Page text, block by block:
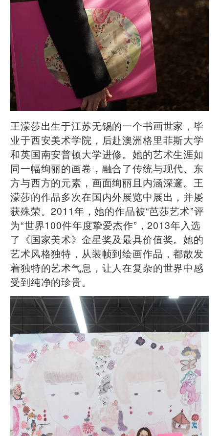
王濛莎出生于江苏无锡的一个书画世家，毕
业于西安美术学院，后赴澳洲格里菲斯大学
和英国南安普顿大学进修。她的艺术生涯如
同一幅绚丽的画卷，融合了传统与现代、东
方与西方的元素，画面绚丽且内涵深邃。王
濛莎的作品多次在国内外展览中展出，并屡
获殊荣。2011年，她的作品被“芭莎艺术”评
为“世界100件年度挚爱杰作”，2013年入选
了《国家美术》金星奖及最具价值奖。她的
艺术风格独特，从装帧到绘画作品，都散发
着独特的艺术气息，让人在复杂的世界中感
受到纯净的珍贵。